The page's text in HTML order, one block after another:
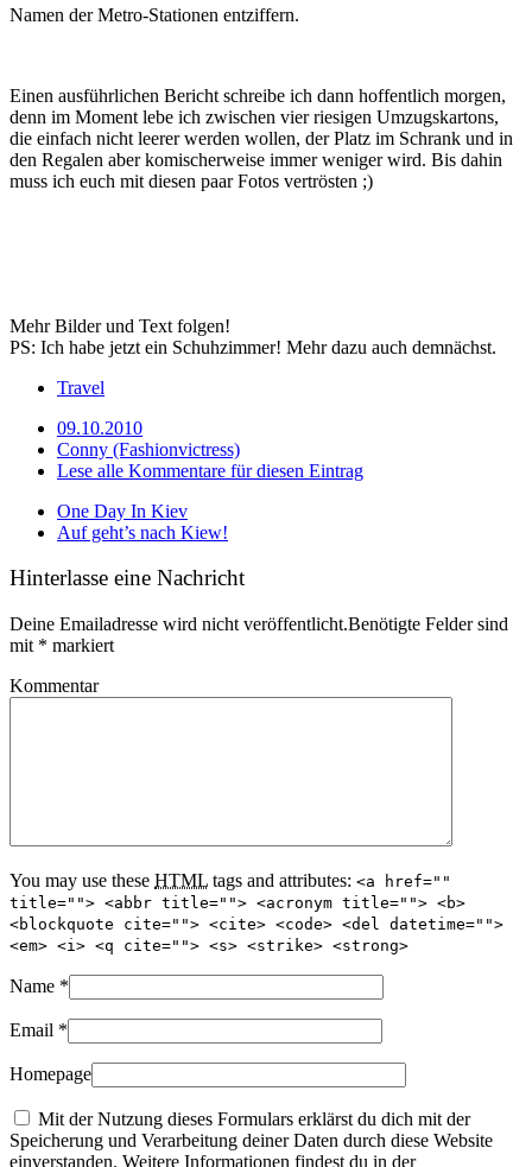
Namen der Metro-Stationen entziffern.
Einen ausführlichen Bericht schreibe ich dann hoffentlich morgen,
denn im Moment lebe ich zwischen vier riesigen Umzugskartons,
die einfach nicht leerer werden wollen, der Platz im Schrank und in
den Regalen aber komischerweise immer weniger wird. Bis dahin
muss ich euch mit diesen paar Fotos vertrösten ;)
Mehr Bilder und Text folgen!
PS: Ich habe jetzt ein Schuhzimmer! Mehr dazu auch demnächst.
Travel
09.10.2010
Conny (Fashionvictress)
Lese alle Kommentare für diesen Eintrag
One Day In Kiev
Auf geht’s nach Kiew!
Hinterlasse eine Nachricht
Deine Emailadresse wird nicht veröffentlicht.Benötigte Felder sind
mit * markiert
Kommentar
You may use these HTML tags and attributes: <a href=""
title=""> <abbr title=""> <acronym title=""> <b>
<blockquote cite=""> <cite> <code> <del datetime="">
<em> <i> <q cite=""> <s> <strike> <strong>
Name *
Email *
Homepage
Mit der Nutzung dieses Formulars erklärst du dich mit der
Speicherung und Verarbeitung deiner Daten durch diese Website
einverstanden. Weitere Informationen findest du in der